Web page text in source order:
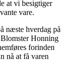
at vi besigtiger
vare.
næste hverdag på
Honning
forinden
nå at få varen